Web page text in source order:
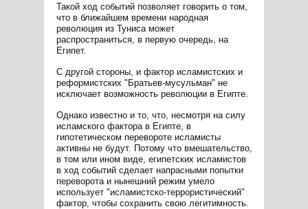
Такой ход событий позволяет говорить о том,
что в ближайшем времени народная
революция из Туниса может
распространиться, в первую очередь, на
Египет.
С другой стороны, и фактор исламистских и
реформистских "Братьев-мусульман" не
исключает возможность революции в Египте.
Однако известно и то, что, несмотря на силу
исламского фактора в Египте, в
гипотетическом перевороте исламисты
активны не будут. Потому что вмешательство,
в том или ином виде, египетских исламистов
в ход событий сделает напрасными попытки
переворота и нынешний режим умело
использует "исламистско-террористический"
фактор, чтобы сохранить свою легитимность.